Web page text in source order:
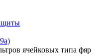
ячейковых типа фяр